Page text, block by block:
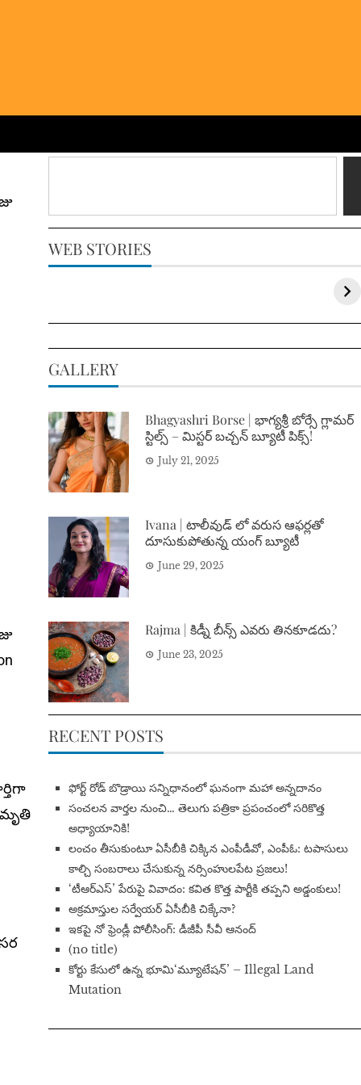
WEB STORIES
GALLERY
Bhagyashri Borse | భాగ్యశ్రీ బోర్సే గ్లామర్
స్టిల్స్ – మిస్టర్ బచ్చన్ బ్యూటీ పిక్స్!
July 21, 2025
Ivana | టాలీవుడ్ లో వరుస ఆఫర్లతో
దూసుకుపోతున్న యంగ్ బ్యూటీ
June 29, 2025
Rajma | కిడ్నీ బీన్స్ ఎవరు తినకూడదు?
June 23, 2025
RECENT POSTS
​ఫోర్ట్ రోడ్ బొడ్రాయి సన్నిధానంలో ఘనంగా మహా అన్నదానం
సంచలన వార్తల నుంచి… తెలుగు పత్రికా ప్రపంచంలో సరికొత్త
అధ్యాయానికి!
​లంచం తీసుకుంటూ ఏసీబీకి చిక్కిన ఎంపీడీవో, ఎంపీఓ: టపాసులు
కాల్చి సంబరాలు చేసుకున్న నర్సింహులపేట ప్రజలు!
‘టీఆర్ఎస్’ పేరుపై వివాదం: కవిత కొత్త పార్టీకి తప్పని అడ్డంకులు!
అక్రమాస్తుల సర్వేయర్ ఏసీబీకి చిక్కేనా?
ఇకపై నో ఫ్రెండ్లీ పోలీసింగ్: డీజీపీ సీవీ ఆనంద్
(no title)
​కోర్టు కేసులో ఉన్న భూమి‘మ్యూటేషన్’ – Illegal Land
Mutation